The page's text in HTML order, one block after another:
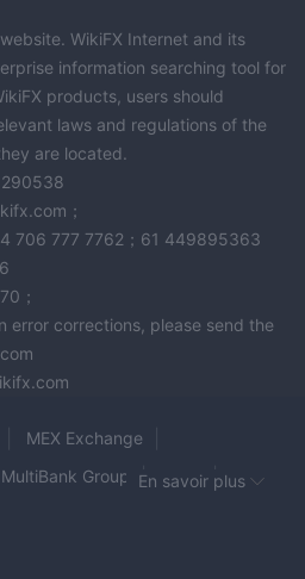
WikiFX Internet and its
information searching tool for
products, users should
laws and regulations of the
are located.
；
706 777 7762；61 449895363
；
error corrections, please send the
MEX Exchange
MultiBank Group
ATFX
En savoir plus